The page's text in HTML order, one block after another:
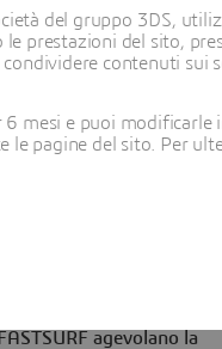
i programmatori dei
accedere ai ruoli di
i programmi.
su due diverse celle
Una cella con tre
un’altra cella con due
35. La
la massima
nell’ambiente
diverse tipologie e
agevolano la
del gruppo 3DS,
prestazioni del sito,
contenuti sui
6 mesi e puoi
le pagine del sito. Per